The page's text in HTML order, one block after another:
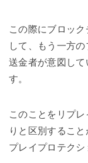
この際にブロッ
して、もう一方
送金者が意図し
す。
このことをリプ
りと区別するこ
プレイプロテクシ